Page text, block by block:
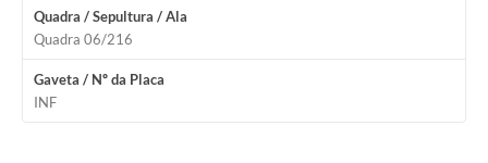
Quadra / Sepultura / Ala
Quadra 06/216
Gaveta / Nº da Placa
INF